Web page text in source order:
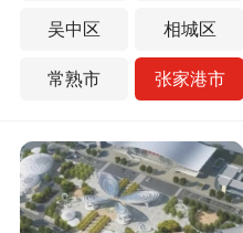
吴中区 相城区
常熟市 张家港市